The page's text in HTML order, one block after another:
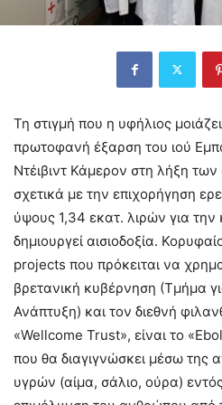
Τη στιγμή που η υφήλιος
πρωτοφανή έξαρση του ιού
Ντέιβιντ Κάμερον στη λήξη
σχετικά με την επιχορήγηση
ύψους 1,34 εκατ. λιρών για την
δημιουργεί αισιοδοξία.
projects που πρόκειται να
βρετανική κυβέρνηση (Τμήμα
Ανάπτυξη) και τον διεθνή
«Wellcome Trust», είναι το
που θα διαγιγνώσκει μέσω της
υγρών (αίμα, σάλιο, ούρα)